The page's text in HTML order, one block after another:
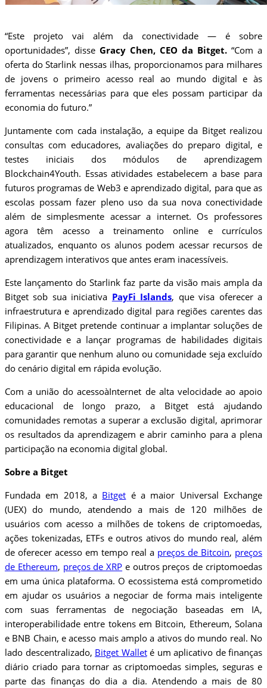
“Este projeto vai além da conectividade — é sobre
oportunidades”, disse Gracy Chen, CEO da Bitget. “Com a
oferta do Starlink nessas ilhas, proporcionamos para milhares
de jovens o primeiro acesso real ao mundo digital e às
ferramentas necessárias para que eles possam participar da
economia do futuro.”
Juntamente com cada instalação, a equipe da Bitget realizou
consultas com educadores, avaliações do preparo digital, e
testes iniciais dos módulos de aprendizagem
Blockchain4Youth. Essas atividades estabelecem a base para
futuros programas de Web3 e aprendizado digital, para que as
escolas possam fazer pleno uso da sua nova conectividade
além de simplesmente acessar a internet. Os professores
agora têm acesso a treinamento online e currículos
atualizados, enquanto os alunos podem acessar recursos de
aprendizagem interativos que antes eram inacessíveis.
Este lançamento do Starlink faz parte da visão mais ampla da
Bitget sob sua iniciativa PayFi Islands, que visa oferecer a
infraestrutura e aprendizado digital para regiões carentes das
Filipinas. A Bitget pretende continuar a implantar soluções de
conectividade e a lançar programas de habilidades digitais
para garantir que nenhum aluno ou comunidade seja excluído
do cenário digital em rápida evolução.
Com a união do acessoàInternet de alta velocidade ao apoio
educacional de longo prazo, a Bitget está ajudando
comunidades remotas a superar a exclusão digital, aprimorar
os resultados da aprendizagem e abrir caminho para a plena
participação na economia digital global.
Sobre a Bitget
Fundada em 2018, a Bitget é a maior Universal Exchange
(UEX) do mundo, atendendo a mais de 120 milhões de
usuários com acesso a milhões de tokens de criptomoedas,
ações tokenizadas, ETFs e outros ativos do mundo real, além
de oferecer acesso em tempo real a preços de Bitcoin, preços
de Ethereum, preços de XRP e outros preços de criptomoedas
em uma única plataforma. O ecossistema está comprometido
em ajudar os usuários a negociar de forma mais inteligente
com suas ferramentas de negociação baseadas em IA,
interoperabilidade entre tokens em Bitcoin, Ethereum, Solana
e BNB Chain, e acesso mais amplo a ativos do mundo real. No
lado descentralizado, Bitget Walleté um aplicativo de finanças
diário criado para tornar as criptomoedas simples, seguras e
parte das finanças do dia a dia. Atendendo a mais de 80